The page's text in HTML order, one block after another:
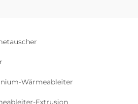
Wärmeableiter
Extrusion